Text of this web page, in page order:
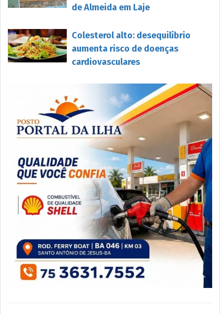
de Almeida em Laje
Colesterol alto: desequilíbrio
aumenta risco de doenças
cardiovasculares